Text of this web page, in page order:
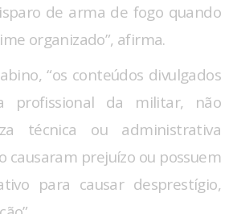
de arma de fogo quando
organizado”, afirma.
“os conteúdos divulgados
profissional da militar, não
técnica ou administrativa
causaram prejuízo ou possuem
para causar desprestígio,